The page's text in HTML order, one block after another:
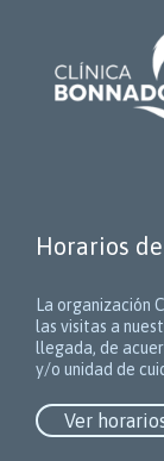
Horarios
La organización
las visitas a
llegada, de
y/o unidad de
Ver